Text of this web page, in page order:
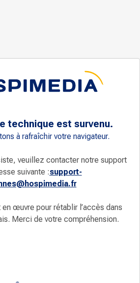
technique est survenu.
à rafraîchir votre navigateur.
veuillez contacter notre support
suivante :support-
œuvre pour rétablir l’accès dans
Merci de votre compréhension.